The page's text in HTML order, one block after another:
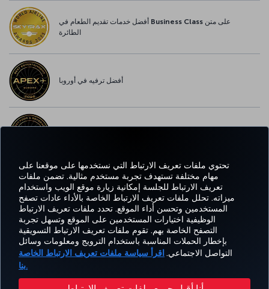
تحتوي ملفات تعريف الارتباط التي نستخدمها على موقعنا على
مهام مختلفة تستهدف تجربة مستخدم مثالية. تضمن ملفات
تعريف الارتباط للجلسة إمكانية زيارة موقع الويب واستخدام
ميزاته. تحلل ملفات تعريف الارتباط الخاصة بالأداء عادات تصفح
المستخدمين وتحسن أداء الموقع. تحدد ملفات تعريف الارتباط
الوظيفية اختيارات المستخدمين على الموقع وتسهل تجربة
التصفح الخاصة بهم. تقوم ملفات تعريف الارتباط التسويقية
بإخطار الحملات المناسبة باستخدام الترويج ومعلومات وسائل
التواصل الاجتماعي. اقرأ سياسة ملفات تعريف الارتباط الخاصة
بنا.
أفضل خدمات تقديم الطعام في Business Class على متن
الطائرة
أفضل ترفيه في أوروبا
Facebook
TwitterInstagram
YouTubeLinkedIn
تيك توك
BlogPinterest
الحجز
والإدارة
خبرة
العروض
والوجهات
مساعدة MILES&SMILES
CORPORATE
CLUB
سياسة الخصوصية وملفات تعريف الارتباط إشعار قانوني حقوق المسافر